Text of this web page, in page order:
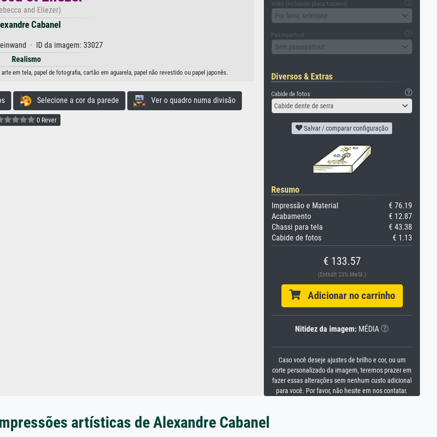
and Eliezer)
Cabanel
· ID da imagem: 33027
Realismo
em tela, papel de fotografia, cartão em aguarela, papel não revestido ou papel japonês.
Selecione a cor da parede Ver o quadro numa divisão
0 Rever
Vidro (incluindo placa traseira)
Por favor, selecione
Passepartout
Sem passepartout
Diversos & Extras
Cabide de fotos
Cabide dente de serra
Salvar / comparar configuração
Resumo
Impressão e Material
€ 76.19
Acabamento
€ 12.87
Chassi para tela
€ 43.38
Cabide de fotos
€ 1.13
€ 133.57
(Enthält 23% MwSt.)
Adicionar no carrinho
Nitidez da imagem: MÉDIA
Caso você deseje ajustes de brilho e cor, ou um
corte personalizado da imagem, teremos prazer em
fazer essas alterações sem nenhum custo adicional
para você. Por favor, não hesite em nos contatar.
artísticas de Alexandre Cabanel